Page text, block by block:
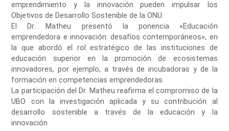
emprendimiento y la innovación pueden impulsar los
Objetivos de Desarrollo Sostenible de la ONU.
El Dr. Matheu presentó la ponencia «Educación
emprendedora e innovación: desafíos contemporáneos», en
la que abordó el rol estratégico de las instituciones de
educación superior en la promoción de ecosistemas
innovadores, por ejemplo, a través de incubadoras y de la
formación en competencias emprendedoras.
La participación del Dr. Matheu reafirma el compromiso de la
UBO con la investigación aplicada y su contribución al
desarrollo sostenible a través de la educación y la
innovación